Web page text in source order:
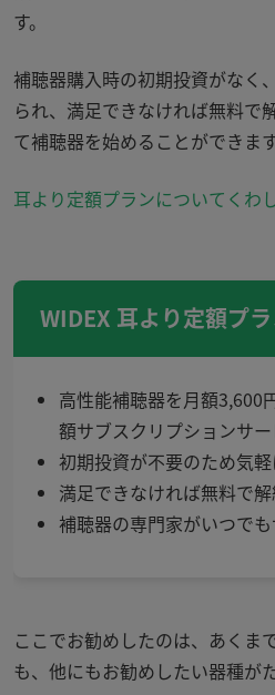
す。
補聴器購入時の初期投資がなく
られ、満足できなければ無料で
て補聴器を始めることができます
耳より定額プランについてくわ
WIDEX 耳より定額プ
高性能補聴器を月額3,600
額サブスクリプションサー
初期投資が不要のため気
満足できなければ無料で
補聴器の専門家がいつで
ここでお勧めしたのは、あくま
も、他にもお勧めしたい器種が